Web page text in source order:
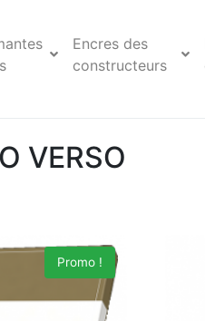
Encres des
constructeurs
VERSO
Promo !